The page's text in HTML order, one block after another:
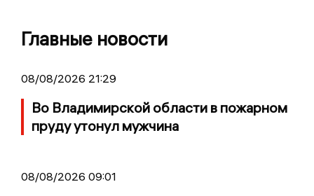
Главные новости
08/08/2026 21:29
Во Владимирской области в пожарном
пруду утонул мужчина
08/08/2026 09:01